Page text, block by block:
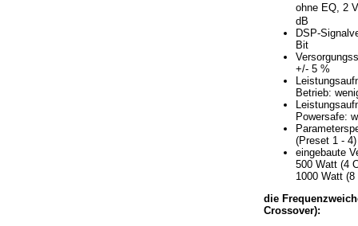
ohne EQ, 2 V
dB
DSP-
Bit
+/- 5 %
Betrieb:
Powersafe:
(Preset 1 - 4)
eingebaute
500 Watt (4
1000 Watt (8
die
Crossover):